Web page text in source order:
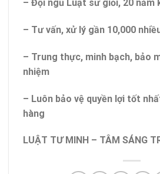
– Đội ngũ Luật sư giỏi, 20 năm
– Tư vấn, xử lý gần 10,000
– Trung thực, minh bạch, bảo
nhiệm
– Luôn bảo vệ quyền lợi tốt
hàng
LUẬT TƯ MINH – TÂM SÁNG